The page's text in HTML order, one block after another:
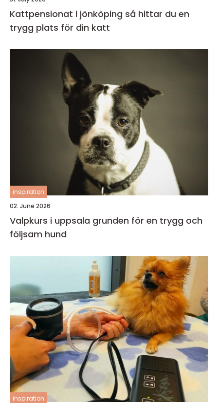
Kattpensionat i jönköping så hittar du en
trygg plats för din katt
inspiration
02. June 2026
Valpkurs i uppsala grunden för en trygg och
följsam hund
inspiration